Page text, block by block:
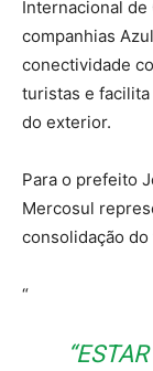
Internacional de
companhias
conectividade
turistas e
do exterior.
Para o prefeito
Mercosul
consolidação
“